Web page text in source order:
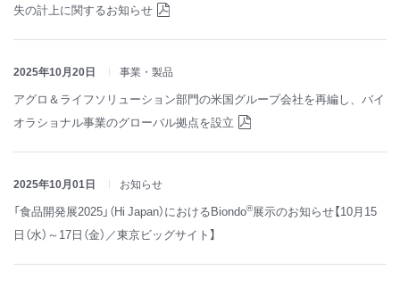
失の計上に関するお知らせ
2025年10月20日 事業・製品
アグロ＆ライフソリューション部門の米国グループ会社を再編し、バイ
オラショナル事業のグローバル拠点を設立
2025年10月01日 お知らせ
「食品開発展2025」（Hi Japan）におけるBiondo®展示のお知らせ【10月15
日（水）～17日（金）／東京ビッグサイト】